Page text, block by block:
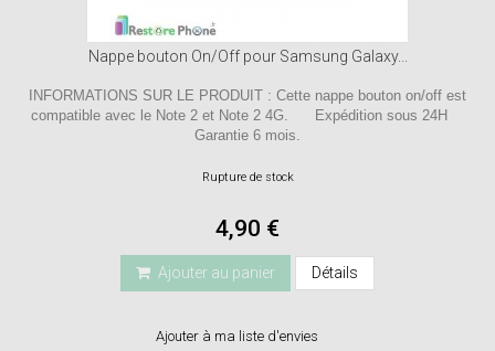
Nappe bouton On/Off pour Samsung Galaxy...
INFORMATIONS SUR LE PRODUIT : Cette nappe bouton on/off est
compatible avec le Note 2 et Note 2 4G. Expédition sous 24H
Garantie 6 mois.
Rupture de stock
4,90 €
Ajouter au panier Détails
Ajouter à ma liste d'envies